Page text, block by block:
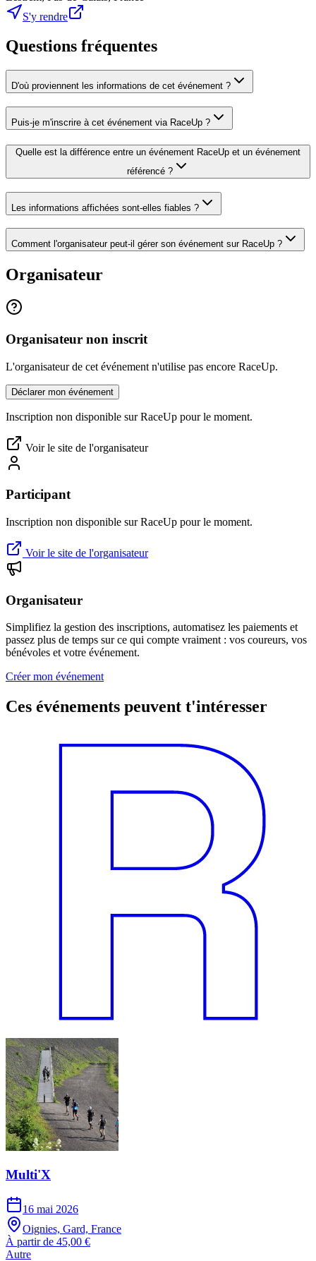
S'y rendre
Questions fréquentes
D'où proviennent les informations de cet événement ?
Puis-je m'inscrire à cet événement via RaceUp ?
Quelle est la différence entre un événement RaceUp et un événement
référencé ?
Les informations affichées sont-elles fiables ?
Comment l'organisateur peut-il gérer son événement sur RaceUp ?
Organisateur
Organisateur non inscrit
L'organisateur de cet événement n'utilise pas encore RaceUp.
Déclarer mon événement
Inscription non disponible sur RaceUp pour le moment.
Voir le site de l'organisateur
Participant
Inscription non disponible sur RaceUp pour le moment.
Voir le site de l'organisateur
Organisateur
Simplifiez la gestion des inscriptions, automatisez les paiements et
passez plus de temps sur ce qui compte vraiment : vos coureurs, vos
bénévoles et votre événement.
Créer mon événement
Ces événements peuvent t'intéresser
Multi'X
16 mai 2026
Oignies, Gard, France
À partir de 45,00 €
Autre